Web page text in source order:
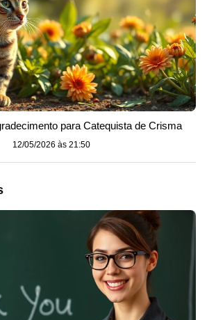
para Catequista de Crisma
12/05/2026 às 21:50